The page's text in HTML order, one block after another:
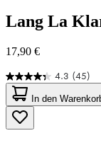
Lang La
17,90 €
4.3 (45)
4.3
von
5
Sternen.
45
In den